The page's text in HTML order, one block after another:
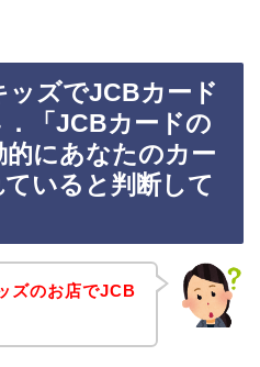
ズでJCBカード
「JCBカードの
にあなたのカー
ていると判断して
ズのお店でJCB